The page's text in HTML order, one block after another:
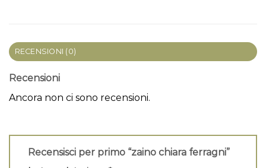
RECENSIONI (0)
Recensioni
Ancora non ci sono recensioni.
Recensisci per primo “zaino chiara ferragni”